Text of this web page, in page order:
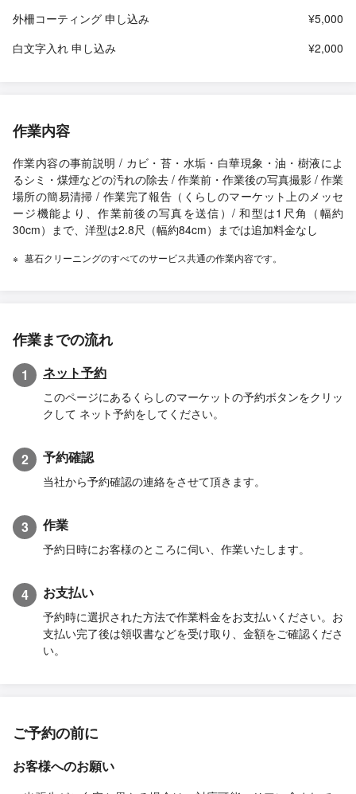
外柵コーティング 申し込み
¥5,000
白文字入れ 申し込み
¥2,000
作業内容
作業内容の事前説明 / カビ・苔・水垢・白華現象・油・樹液によ
るシミ・煤煙などの汚れの除去 / 作業前・作業後の写真撮影 / 作業
場所の簡易清掃 / 作業完了報告（くらしのマーケット上のメッセ
ージ機能より、作業前後の写真を送信）/ 和型は1尺角（幅約
30cm）まで、洋型は2.8尺（幅約84cm）までは追加料金なし
墓石クリーニングのすべてのサービス共通の作業内容です。
作業までの流れ
1 ネット予約
このページにあるくらしのマーケットの予約ボタンをクリッ
クして ネット予約をしてください。
2 予約確認
当社から予約確認の連絡をさせて頂きます。
3 作業
予約日時にお客様のところに伺い、作業いたします。
4 お支払い
予約時に選択された方法で作業料金をお支払いください。お
支払い完了後は領収書などを受け取り、金額をご確認くださ
い。
ご予約の前に
お客様へのお願い